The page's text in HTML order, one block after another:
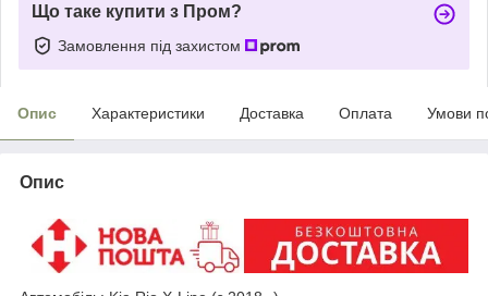
Що таке купити з Пром?
Замовлення під захистом
Опис Характеристики Доставка Оплата Умови
Опис